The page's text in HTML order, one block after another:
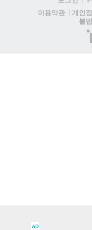
이용약관
개인
불
AD